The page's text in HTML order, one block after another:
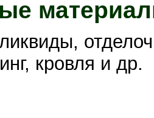
кровля и др.